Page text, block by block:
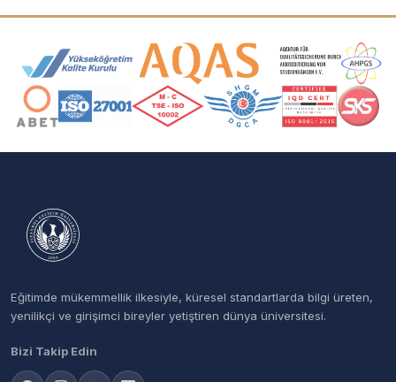
Akreditasyon ve Üyelik Logoları
Eğitimde mükemmellik ilkesiyle, küresel standartlarda bilgi üreten,
yenilikçi ve girişimci bireyler yetiştiren dünya üniversitesi.
Bizi Takip Edin